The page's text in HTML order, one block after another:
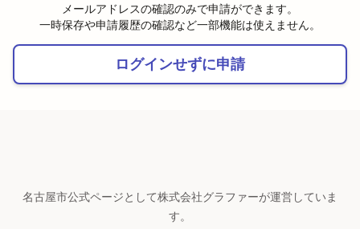
メールアドレスの確認のみで申請ができます。
一時保存や申請履歴の確認など一部機能は使えません。
ログインせずに申請
名古屋市公式ページとして株式会社グラファーが運営していま
す。